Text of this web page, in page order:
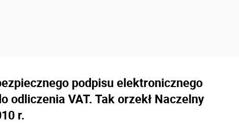
podpisu elektronicznego
odliczenia VAT. Tak orzekł Naczelny
r.